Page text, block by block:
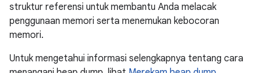
struktur referensi untuk membantu Anda melacak
penggunaan memori serta menemukan kebocoran
memori.
Untuk mengetahui informasi selengkapnya tentang cara